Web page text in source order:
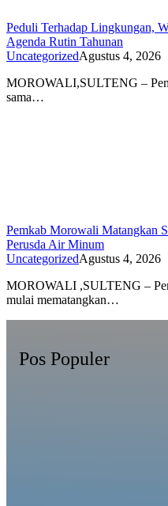
Peduli Terhadap Lingkungan,
Agenda Rutin Tahunan
UncategorizedAgustus 4, 2026
MOROWALI,SULTENG –
sama…
Pemkab Morowali Matangkan
Perusda Air Minum
UncategorizedAgustus 4, 2026
MOROWALI ,SULTENG –
mulai mematangkan…
Pos Populer